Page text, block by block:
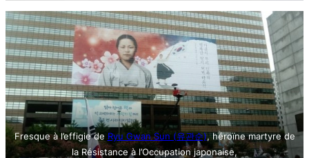
Fresque à l’effigie de Ryu Gwan Sun (유관순), héroïne martyre de
la Résistance à l’Occupation japonaise,